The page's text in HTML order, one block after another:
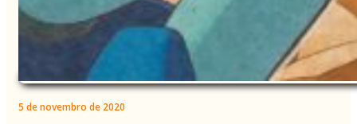
5 de novembro de 2020